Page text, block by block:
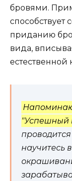
бровями.​
приданию
вида,
естественной
"Успешный
научитесь